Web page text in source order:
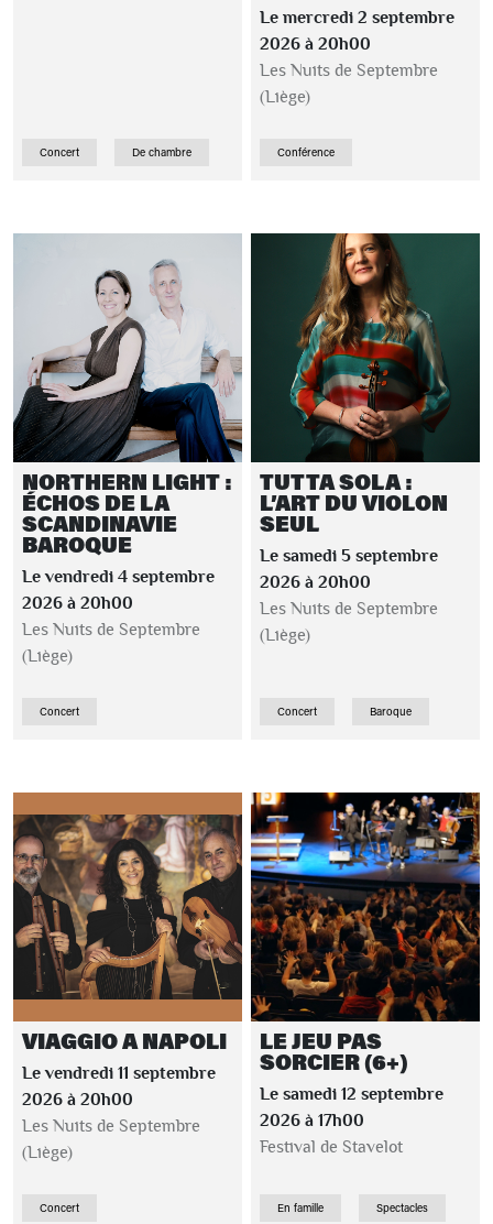
Concert De chambre
Le mercredi 2 septembre
2026 à 20h00
Les Nuits de Septembre
(Liège)
Conférence
NORTHERN LIGHT :
ÉCHOS DE LA
SCANDINAVIE
BAROQUE
Le vendredi 4 septembre
2026 à 20h00
Les Nuits de Septembre
(Liège)
Concert
TUTTA SOLA :
L’ART DU VIOLON
SEUL
Le samedi 5 septembre
2026 à 20h00
Les Nuits de Septembre
(Liège)
Concert Baroque
VIAGGIO A NAPOLI
Le vendredi 11 septembre
2026 à 20h00
Les Nuits de Septembre
(Liège)
Concert
LE JEU PAS
SORCIER (6+)
Le samedi 12 septembre
2026 à 17h00
Festival de Stavelot
En famille Spectacles